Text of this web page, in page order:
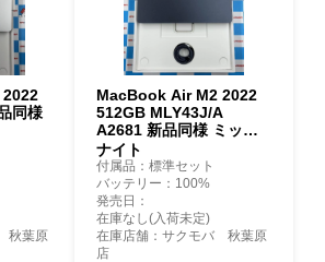
同様
秋葉原
MacBook Air M2 2022
512GB MLY43J/A
A2681 新品同様 ミッド
ナイト
付属品：標準セット
バッテリー：100%
発売日：
在庫なし(入荷未定)
在庫店舗：サクモバ 秋葉原
店